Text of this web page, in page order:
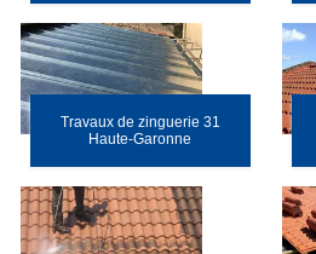
Travaux de zinguerie 31
Haute-Garonne